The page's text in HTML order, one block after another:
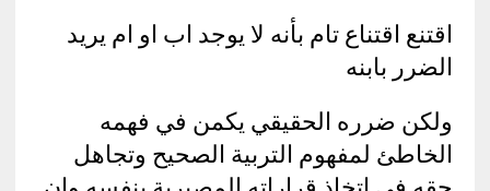
اقتنع اقتناع تام بأنه لا يوجد اب او ام يريد
الضرر بابنه
ولكن ضرره الحقيقي يكمن في فهمه
الخاطئ لمفهوم التربية الصحيح وتجاهل